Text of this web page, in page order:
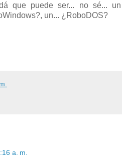
que puede ser... no sé... un
un... ¿RoboDOS?
a. m.